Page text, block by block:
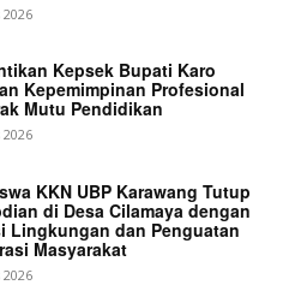
Kepsek Bupati Karo
Kepemimpinan Profesional
Mutu Pendidikan
KKN UBP Karawang Tutup
di Desa Cilamaya dengan
Lingkungan dan Penguatan
Masyarakat
2026